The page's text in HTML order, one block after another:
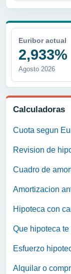
Euribor actual
2,933%
Agosto 2026
Calculadoras
Cuota segun
Revision de
Cuadro de
Amortizacion
Hipoteca con
Que hipoteca
Esfuerzo
Alquilar o